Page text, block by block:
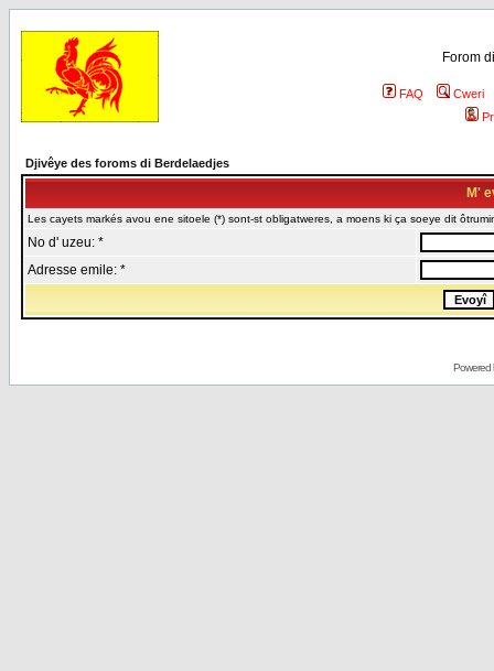
Forom
FAQ
Cweri
Djivêye des foroms di Berdelaedjes
M'
Les cayets markés avou ene sitoele (*) sont-st obligatweres, a moens ki ça soeye dit
No d' uzeu: *
Adresse emile: *
Powered